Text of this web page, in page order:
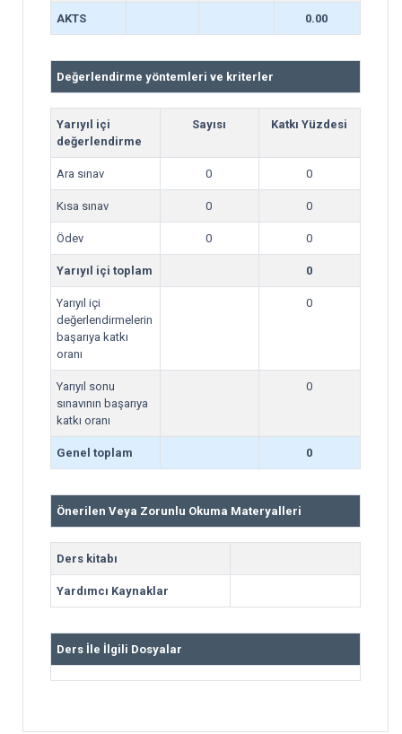
AKTS 0.00
Değerlendirme yöntemleri ve kriterler
Yarıyıl içi
değerlendirme
Sayısı Katkı Yüzdesi
Ara sınav 0 0
Kısa sınav 0 0
Ödev 0 0
Yarıyıl içi toplam 0
Yarıyıl içi
değerlendirmelerin
başarıya katkı
oranı
0
Yarıyıl sonu
sınavının başarıya
katkı oranı
0
Genel toplam 0
Önerilen Veya Zorunlu Okuma Materyalleri
Ders kitabı
Yardımcı Kaynaklar
Ders İle İlgili Dosyalar